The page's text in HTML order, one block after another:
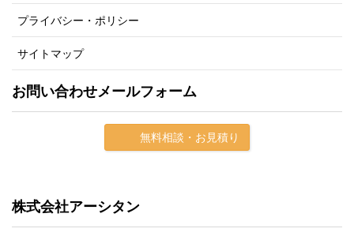
プライバシー・ポリシー
サイトマップ
お問い合わせメールフォーム
無料相談・お見積り
株式会社アーシタン